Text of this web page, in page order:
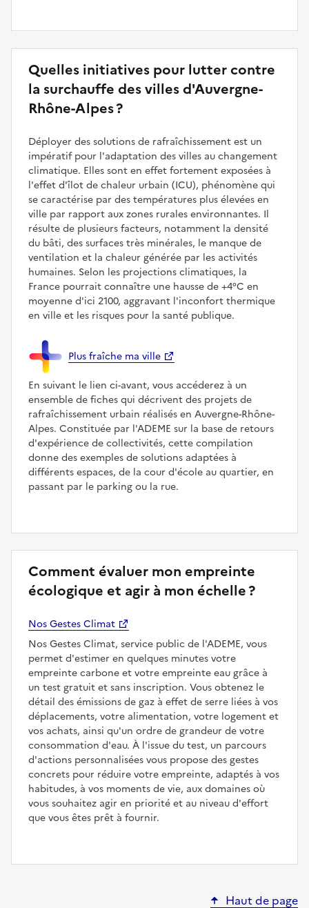
Quelles initiatives pour lutter contre
la surchauffe des villes d'Auvergne-
Rhône-Alpes ?
Déployer des solutions de rafraîchissement est un
impératif pour l'adaptation des villes au changement
climatique. Elles sont en effet fortement exposées à
l'effet d'îlot de chaleur urbain (ICU), phénomène qui
se caractérise par des températures plus élevées en
ville par rapport aux zones rurales environnantes. Il
résulte de plusieurs facteurs, notamment la densité
du bâti, des surfaces très minérales, le manque de
ventilation et la chaleur générée par les activités
humaines. Selon les projections climatiques, la
France pourrait connaître une hausse de +4°C en
moyenne d'ici 2100, aggravant l'inconfort thermique
en ville et les risques pour la santé publique.
Plus fraîche ma ville
En suivant le lien ci-avant, vous accéderez à un
ensemble de fiches qui décrivent des projets de
rafraîchissement urbain réalisés en Auvergne-Rhône-
Alpes. Constituée par l'ADEME sur la base de retours
d'expérience de collectivités, cette compilation
donne des exemples de solutions adaptées à
différents espaces, de la cour d'école au quartier, en
passant par le parking ou la rue.
Comment évaluer mon empreinte
écologique et agir à mon échelle ?
Nos Gestes Climat
Nos Gestes Climat, service public de l'ADEME, vous
permet d'estimer en quelques minutes votre
empreinte carbone et votre empreinte eau grâce à
un test gratuit et sans inscription. Vous obtenez le
détail des émissions de gaz à effet de serre liées à vos
déplacements, votre alimentation, votre logement et
vos achats, ainsi qu'un ordre de grandeur de votre
consommation d'eau. À l'issue du test, un parcours
d'actions personnalisées vous propose des gestes
concrets pour réduire votre empreinte, adaptés à vos
habitudes, à vos moments de vie, aux domaines où
vous souhaitez agir en priorité et au niveau d'effort
que vous êtes prêt à fournir.
Haut de page